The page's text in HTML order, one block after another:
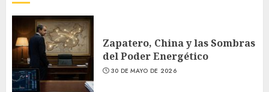
Zapatero, China y las Sombras
del Poder Energético
30 DE MAYO DE 2026